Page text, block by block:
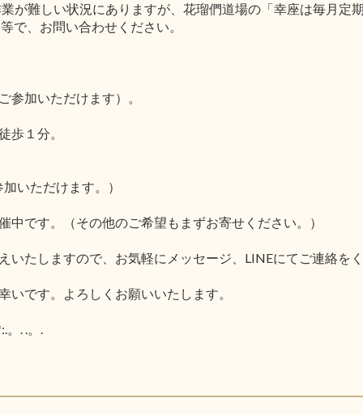
が難しい状況にありますが、花瑠們道場の「幸座は毎月定
で、お問い合わせください。
参加いただけます）。
１分。
いただけます。）
です。（その他のご希望もまずお寄せください。）
たしますので、お気軽にメッセージ、LINEにてご連絡をく
です。よろしくお願いいたします。
。. .。.